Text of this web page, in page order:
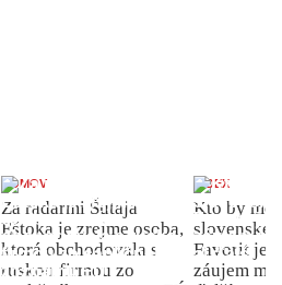
DOMOV
Za radarmi Šutaja
Eštoka je zrejme osoba,
ktorá obchodovala s
ruskou firmou zo
INDEX
Kto by
slovenské
Favorit je
záujem